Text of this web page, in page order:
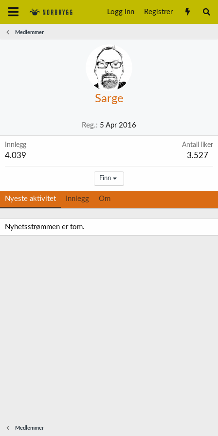
Logg inn Registrer
Medlemmer
Sarge
Reg. 5 Apr 2016
Innlegg
4.039
Antall liker
3.527
Finn
Nyeste aktivitet Innlegg Om
Nyhetsstrømmen er tom.
Medlemmer